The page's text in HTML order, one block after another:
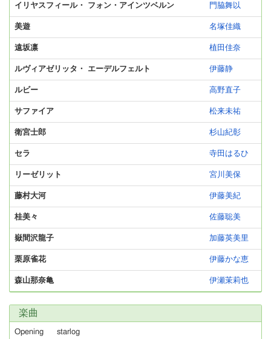
イリヤスフィール・ フォン・アインツベルン 門脇舞以
美遊 名塚佳織
遠坂凛 植田佳奈
ルヴィアゼリッタ・ エーデルフェルト 伊藤静
ルビー 高野直子
サファイア 松来未祐
衛宮士郎 杉山紀彰
セラ 寺田はるひ
リーゼリット 宮川美保
藤村大河 伊藤美紀
桂美々 佐藤聡美
嶽間沢龍子 加藤英美里
栗原雀花 伊藤かな恵
森山那奈亀 伊瀬茉莉也
楽曲
Opening starlog